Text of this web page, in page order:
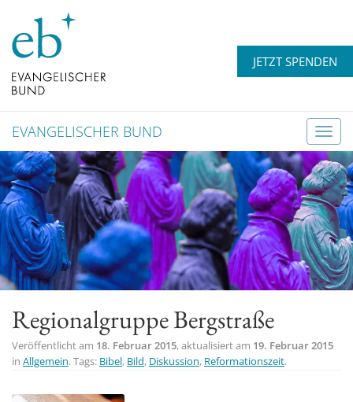
JETZT SPENDEN
T
o
g
g
l
e
n
a
v
a
EVANGELISCHER BUND
Regionalgruppe Bergstraße
Veröffentlicht am 18. Februar 2015, aktualisiert am 19. Februar 2015
in Allgemein. Tags: Bibel, Bild, Diskussion, Reformationszeit.